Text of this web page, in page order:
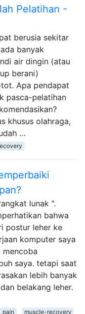
Pelatihan -
berusia sekitar
banyak
air dingin (atau
berani)
Apa pendapat
pasca-pelatihan
khusus olahraga,
…
lunak ".
bahwa
postur leher ke
komputer saya
mencoba
saya. tetapi saat
lebih banyak
belakang leher.
pain muscle-recovery